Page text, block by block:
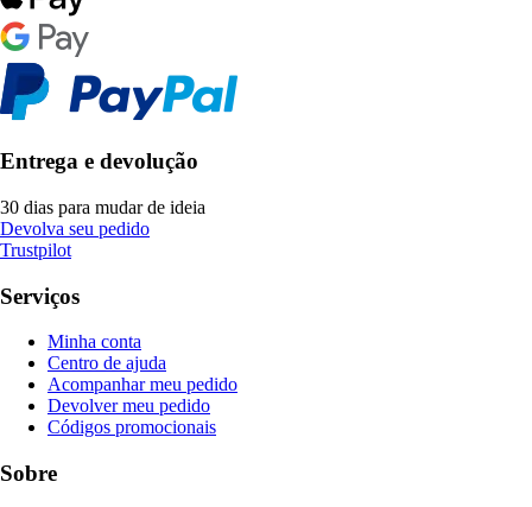
Entrega e devolução
30 dias para mudar de ideia
Devolva seu pedido
Trustpilot
Serviços
Minha conta
Centro de ajuda
Acompanhar meu pedido
Devolver meu pedido
Códigos promocionais
Sobre